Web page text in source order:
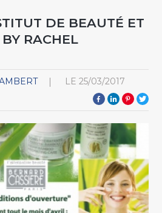
DE BEAUTÉ ET
RACHEL
LE 25/03/2017